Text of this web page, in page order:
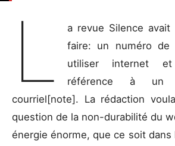
L
a revue Silence
faire: un numéro de
utiliser internet
référence à
courriel[note]. La rédaction
question de la non-durabilité du
énergie énorme, que ce soit dans